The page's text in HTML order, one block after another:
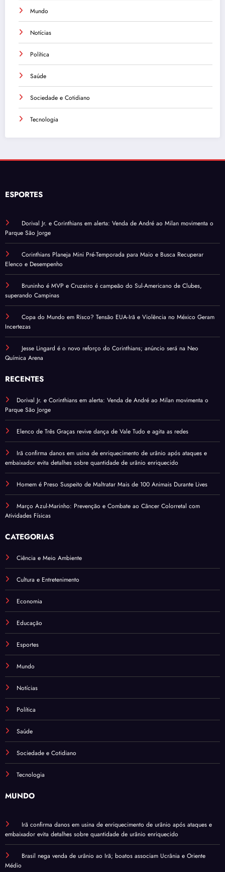
Mundo
Notícias
Política
Saúde
Sociedade e Cotidiano
Tecnologia
ESPORTES
Dorival Jr. e Corinthians em alerta: Venda de André ao Milan movimenta o
Parque São Jorge
Corinthians Planeja Mini Pré-Temporada para Maio e Busca Recuperar
Elenco e Desempenho
Bruninho é MVP e Cruzeiro é campeão do Sul-Americano de Clubes,
superando Campinas
Copa do Mundo em Risco? Tensão EUA-Irã e Violência no México Geram
Incertezas
Jesse Lingard é o novo reforço do Corinthians; anúncio será na Neo
Química Arena
RECENTES
Dorival Jr. e Corinthians em alerta: Venda de André ao Milan movimenta o
Parque São Jorge
Elenco de Três Graças revive dança de Vale Tudo e agita as redes
Irã confirma danos em usina de enriquecimento de urânio após ataques e
embaixador evita detalhes sobre quantidade de urânio enriquecido
Homem é Preso Suspeito de Maltratar Mais de 100 Animais Durante Lives
Março Azul-Marinho: Prevenção e Combate ao Câncer Colorretal com
Atividades Físicas
CATEGORIAS
Ciência e Meio Ambiente
Cultura e Entretenimento
Economia
Educação
Esportes
Mundo
Notícias
Política
Saúde
Sociedade e Cotidiano
Tecnologia
MUNDO
Irã confirma danos em usina de enriquecimento de urânio após ataques e
embaixador evita detalhes sobre quantidade de urânio enriquecido
Brasil nega venda de urânio ao Irã; boatos associam Ucrânia e Oriente
Médio